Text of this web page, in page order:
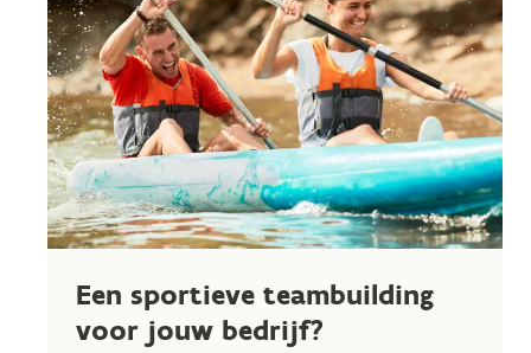
Een sportieve teambuilding
voor jouw bedrijf?